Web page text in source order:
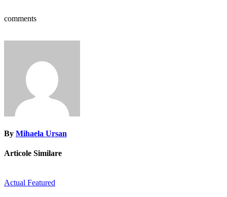
comments
By Mihaela Ursan
Articole Similare
Actual Featured